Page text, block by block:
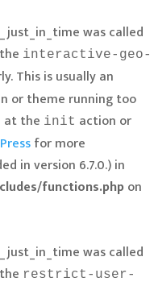
was called
interactive-geo-
This is usually an
or theme running too
at the init action or
for more
in version 6.7.0.) in
functions.php on
was called
restrict-user-